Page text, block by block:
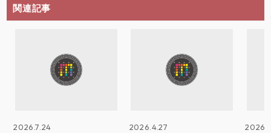
関連記事
2026.7.24 2026.4.27